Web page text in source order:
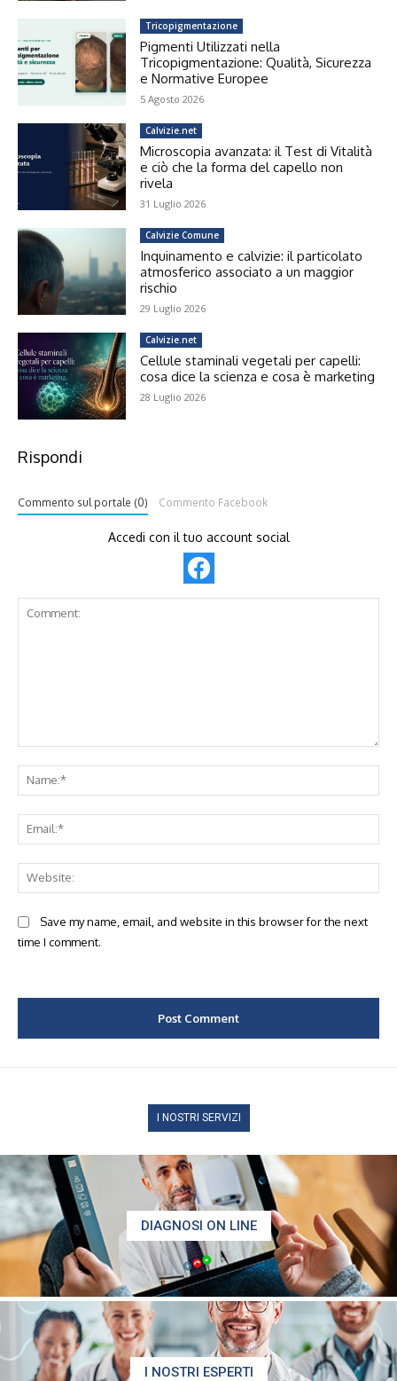
Tricopigmentazione
Pigmenti Utilizzati nella
Tricopigmentazione: Qualità, Sicurezza
e Normative Europee
5 Agosto 2026
Calvizie.net
Microscopia avanzata: il Test di Vitalità
e ciò che la forma del capello non
rivela
31 Luglio 2026
Calvizie Comune
Inquinamento e calvizie: il particolato
atmosferico associato a un maggior
rischio
29 Luglio 2026
Calvizie.net
Cellule staminali vegetali per capelli:
cosa dice la scienza e cosa è marketing
28 Luglio 2026
Rispondi
Commento sul portale (0) Commento Facebook
Accedi con il tuo account social
Save my name, email, and website in this browser for the next
time I comment.
I NOSTRI SERVIZI
DIAGNOSI ON LINE
I NOSTRI ESPERTI